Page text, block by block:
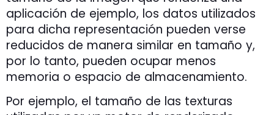
aplicación de ejemplo, los datos utilizados
para dicha representación pueden verse
reducidos de manera similar en tamaño y,
por lo tanto, pueden ocupar menos
memoria o espacio de almacenamiento.
Por ejemplo, el tamaño de las texturas